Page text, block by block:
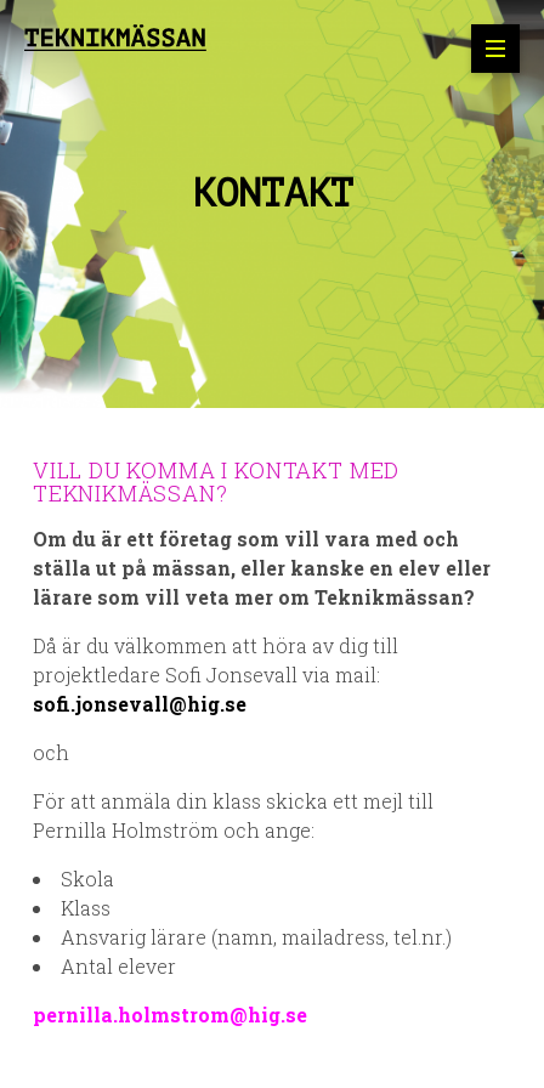
KONTAKT
VILL DU KOMMA I KONTAKT MED
TEKNIKMÄSSAN?
Om du är ett företag som vill vara med och
ställa ut på mässan, eller kanske en elev eller
lärare som vill veta mer om Teknikmässan?
Då är du välkommen att höra av dig till
projektledare Sofi Jonsevall via mail:
sofi.jonsevall@hig.se
och
För att anmäla din klass skicka ett mejl till
Pernilla Holmström och ange:
Skola
Klass
Ansvarig lärare (namn, mailadress, tel.nr.)
Antal elever
pernilla.holmstrom@hig.se